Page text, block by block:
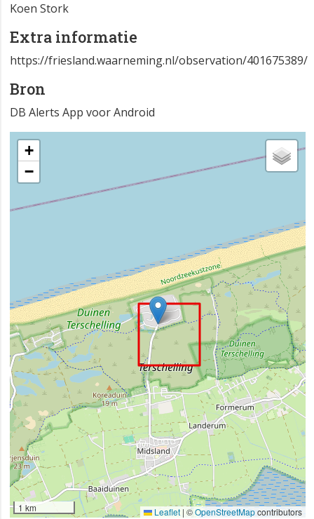
Koen Stork
Extra informatie
https://friesland.waarneming.nl/observation/401675389/
Bron
DB Alerts App voor Android
+
−
1 km Leaflet | ©OpenStreetMapcontributors